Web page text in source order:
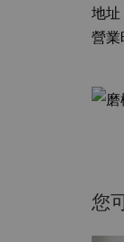
地址
營
您